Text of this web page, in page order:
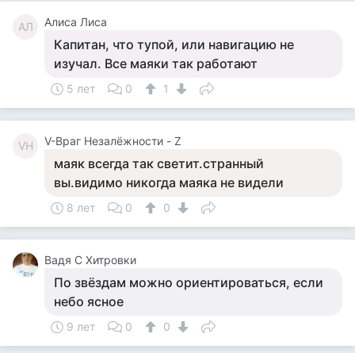
АЛ Алиса Лиса
Капитан, что тупой, или навигацию не
изучал. Все маяки так работают
5 лет 0 1
VН V-Враг Незалёжности - Z
маяк всегда так светит.странный
вы.видимо никогда маяка не видели
8 лет 0 0
Вадя С Хитровки
По звёздам можно ориентироваться, если
небо ясное
9 лет 0 0